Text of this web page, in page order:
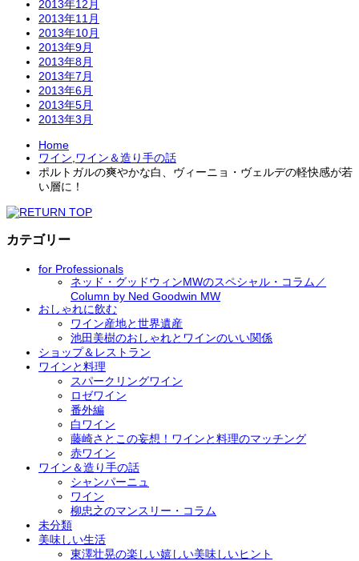
2013年12月
2013年11月
2013年10月
2013年9月
2013年8月
2013年7月
2013年6月
2013年5月
2013年3月
Home
ワイン ワイン＆造り手の話
ポルトガルの爽やかな白、ヴィーニョ・ヴェルデの軽快感が若
い層に！
カテゴリー
for Professionals
ネッド・グッドウィンMWのスペシャル・コラム／
Column by Ned Goodwin MW
おしゃれに飲む
ワイン産地と世界遺産
池田美樹のおしゃれとワインのいい関係
ショップ＆レストラン
ワインと料理
スパークリングワイン
ロゼワイン
番外編
白ワイン
藤崎さとこの妄想！ワインと料理のマッチング
赤ワイン
ワイン＆造り手の話
シャンパーニュ
ワイン
柳忠之のマンスリー・コラム
未分類
美味しい生活
東澤壮晃の楽しい嬉しい美味しいヒント